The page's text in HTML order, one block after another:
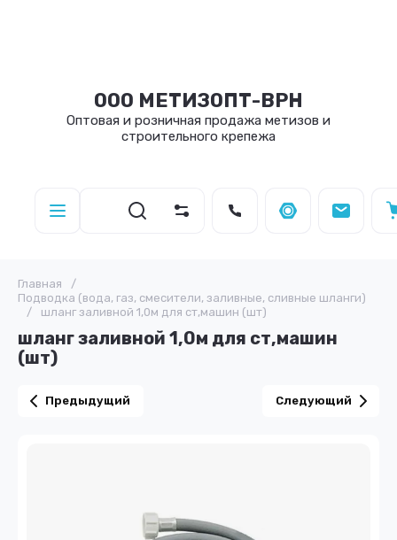
ООО МЕТИЗОПТ-ВРН
Оптовая и розничная продажа метизов и
строительного крепежа
Главная
/
Подводка (вода, газ, смесители, заливные, сливные шланги)
/
шланг заливной 1,0м для ст,машин (шт)
шланг заливной 1,0м для ст,машин
(шт)
Предыдущий Следующий